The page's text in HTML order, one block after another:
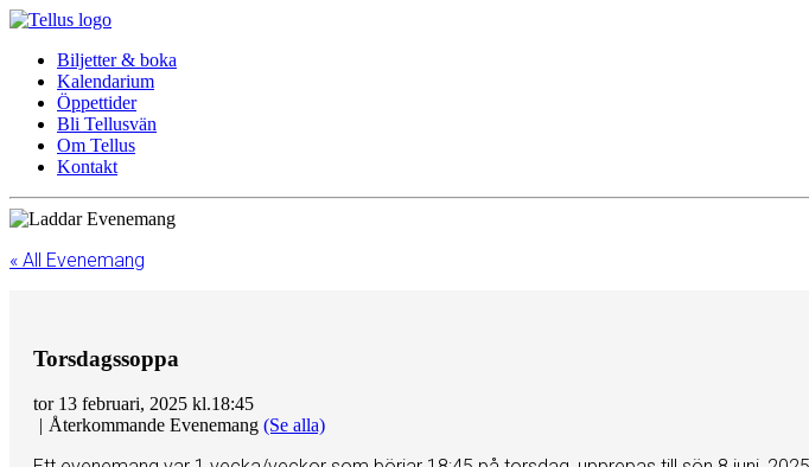
Biljetter & boka
Kalendarium
Öppettider
Bli Tellusvän
Om Tellus
Kontakt
« All Evenemang
Torsdagssoppa
tor 13 februari, 2025 kl.18:45
| Återkommande Evenemang (Se alla)